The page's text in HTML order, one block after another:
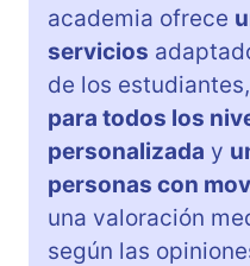
academia ofrece
servicios
de los
para todos los
personalizada y
personas con
una valoración
según las